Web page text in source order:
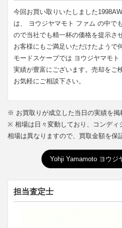
今回お買い取りいたしました
は、 ヨウジヤマモト ファム の中で
ので当社でも精一杯の価格を提示さ
お客様にもご満足いただけたようで
モードスケープでは ヨウジヤマモ
実績が豊富にございます。売却をご
お気軽にご相談下さい。
※ お買取りが成立した当日の実績を掲
※ 相場は日々変動しており、コンディ
相場は異なりますので、買取金額を保
Yohji Yamamoto ヨウジ
担当査定士